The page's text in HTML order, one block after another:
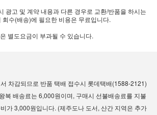
광고 및 계약 내용과 다른 경우로 교환/반품을 하시는
회수(배송)에 필요한 비용은 무료입니다.
별도요금이 부과될 수 있습니다.
차감되므로 반품 택배 접수시 롯데택배(1588-2121)
복 배송료는 6,000원이며, 구매시 선불배송료를 지불
가 3,000원입니다. (제주도나 도서, 산간 지역은 추가